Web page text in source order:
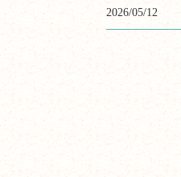
2026/05/12